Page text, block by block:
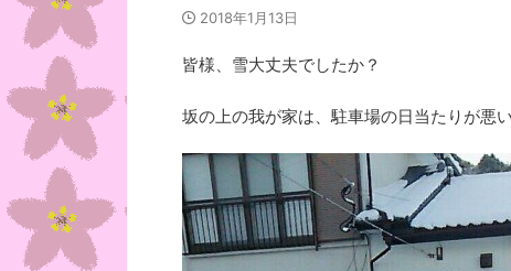
2018年1月13日
皆様、雪大丈夫でしたか？
坂の上の我が家は、駐車場の日当たりが悪